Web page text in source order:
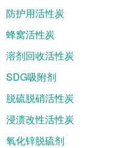
防护用活性炭
蜂窝活性炭
溶剂回收活性炭
SDG吸附剂
脱硫脱硝活性炭
浸渍改性活性炭
氧化锌脱硫剂